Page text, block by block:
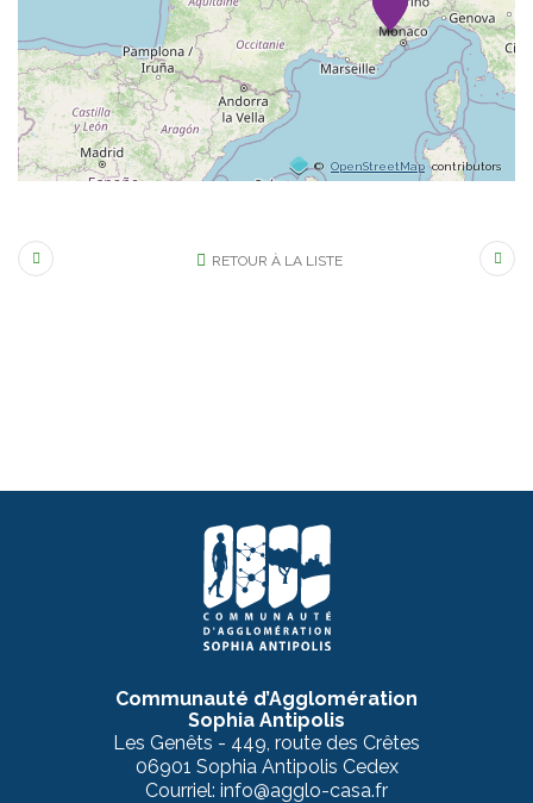
© OpenStreetMap contributors
RETOUR À LA LISTE
Communauté d’Agglomération
Sophia Antipolis
Les Genêts - 449, route des Crêtes
06901 Sophia Antipolis Cedex
Courriel: info@agglo-casa.fr